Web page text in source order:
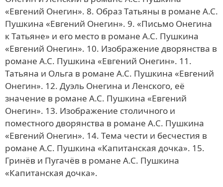
«Евгений Онегин». 8. Образ Татьяны в романе А.С.
Пушкина «Евгений Онегин». 9. «Письмо Онегина
к Татьяне» и его место в романе А.С. Пушкина
«Евгений Онегин». 10. Изображение дворянства в
романе А.С. Пушкина «Евгений Онегин». 11.
Татьяна и Ольга в романе А.С. Пушкина «Евгений
Онегин». 12. Дуэль Онегина и Ленского, её
значение в романе А.С. Пушкина «Евгений
Онегин». 13. Изображение столичного и
поместного дворянства в романе А.С. Пушкина
«Евгений Онегин». 14. Тема чести и бесчестия в
романе А.С. Пушкина «Капитанская дочка». 15.
Гринёв и Пугачёв в романе А.С. Пушкина
«Капитанская дочка».